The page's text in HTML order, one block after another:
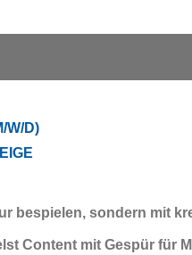
W/D)
bespielen, sondern mit
Content mit Gespür für